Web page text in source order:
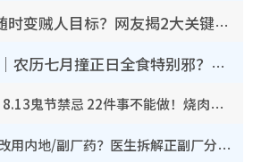
装修拆铁闸随时变贼人目标？网友揭2大关键用途：装新款等于白装？附新旧铁闸分别
鬼门开2026｜农历七月撞正日全食特别邪？专家警告切忌做一事！揭4大禁忌+2招保平安
鬼门开2026｜8.13鬼节禁忌 22件事不能做！烧肉、刺身要少食？半夜勿吹口哨/打给个电话
网传公立医院改用内地/副厂药？医生拆解正副厂分别，揭4类人换药随时出事